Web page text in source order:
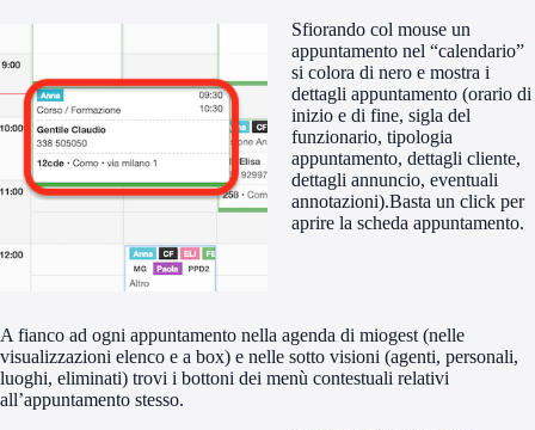
Sfiorando col mouse un
appuntamento nel “calendario”
si colora di nero e mostra i
dettagli appuntamento (orario di
inizio e di fine, sigla del
funzionario, tipologia
appuntamento, dettagli cliente,
dettagli annuncio, eventuali
annotazioni).Basta un click per
aprire la scheda appuntamento.
A fianco ad ogni appuntamento nella agenda di miogest (nelle
visualizzazioni elenco e a box) e nelle sotto visioni (agenti, personali,
luoghi, eliminati) trovi i bottoni dei menù contestuali relativi
all’appuntamento stesso.